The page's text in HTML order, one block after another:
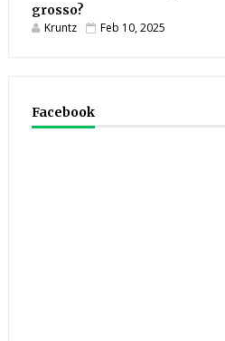
grosso?
Kruntz Feb 10, 2025
Facebook